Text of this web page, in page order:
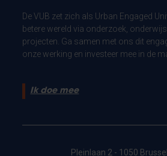
De VUB zet zich als Urban Engaged
betere wereld via onderzoek,
projecten. Ga samen met ons dit
onze werking en investeer mee in de
Ik doe mee
Pleinlaan 2 - 1050